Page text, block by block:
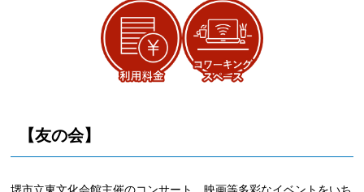
【友の会】
堺市立東文化会館主催のコンサート、映画等多彩なイベントをいち